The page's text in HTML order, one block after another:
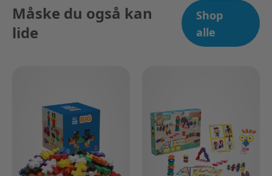
Måske du også kan
lide
Shop
alle